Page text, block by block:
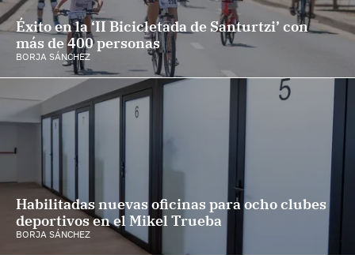
Éxito en la ‘II Bicicletada de Santurtzi’ con
más de 400 personas
BORJA SÁNCHEZ
Habilitadas nuevas oficinas para ocho clubes
deportivos en el Mikel Trueba
BORJA SÁNCHEZ